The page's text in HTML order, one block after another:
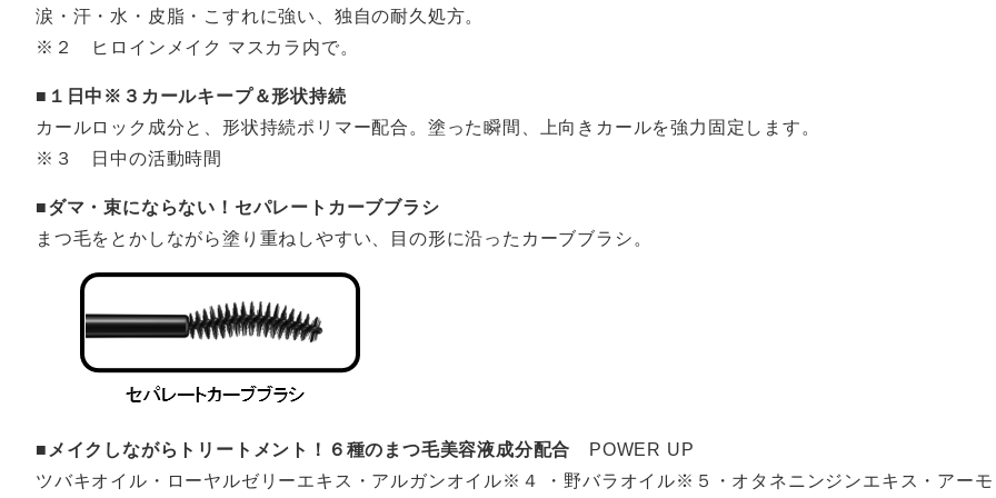
涙・汗・水・皮脂・こすれに強い、独自の耐久処方。
※２ ヒロインメイク マスカラ内で。
■１日中※３カールキープ＆形状持続
カールロック成分と、形状持続ポリマー配合。塗った瞬間、上向きカールを強力固定します。
※３ 日中の活動時間
■ダマ・束にならない！セパレートカーブブラシ
まつ毛をとかしながら塗り重ねしやすい、目の形に沿ったカーブブラシ。
■メイクしながらトリートメント！６種のまつ毛美容液成分配合 POWER UP
ツバキオイル・ローヤルゼリーエキス・アルガンオイル※４ ・野バラオイル※５・オタネニンジンエキス・アー